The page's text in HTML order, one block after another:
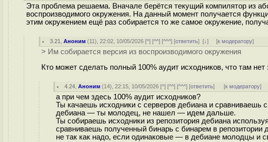
Эта проблема решаема. Вначале берётся текущий компилятор из
воспроизводимого окружения. На данный момент получается
этим окружением ещё раз собирается то же самое окружение,
3.21 ,Аноним (11), 22:02, 10/05/2026 [^] [^^] [^^^] [ответить][↓] [к модератору]
> Им собирается версия из воспроизводимого окружения
Кто может сделать полный 100% аудит исходников, что там нет
4.24 ,Аноним (14), 22:15, 10/05/2026 [^] [^^] [^^^] [ответить] [к модератору]
а при чем здесь 100% аудит исходников?
Ты качаешь исходники с серверов дебиана и сравниваешь
дебиана — ты молодец, не нашел — идем дальше.
Ты собираешь исходники из репозитория дебиана
сравниваешь полученный бинарь с бинарем в
не так как надо, если одинаковые — в дебиане молодцы и